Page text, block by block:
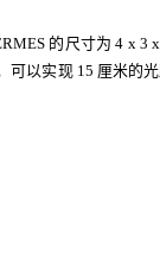
的尺寸为 4 x 3
可以实现 15 厘米的